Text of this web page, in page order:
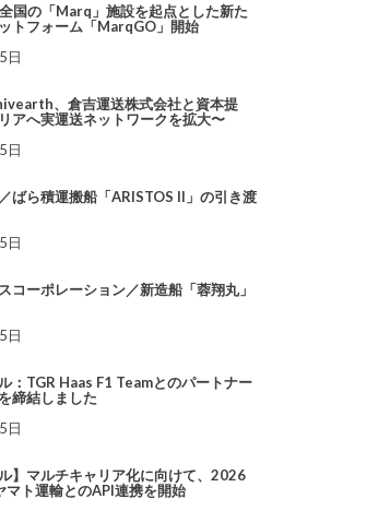
国の「Marq」施設を起点とした新た
トフォーム「MarqGO」開始
日
、倉吉運送株式会社と資本提
アへ実運送ネットワークを拡大〜
日
ばら積運搬船「ARISTOS II」の引き渡
日
コーポレーション／新造船「蓉翔丸」
日
：TGR Haas F1 Teamとのパートナー
締結しました
日
ル】マルチキャリア化に向けて、2026
マト運輸とのAPI連携を開始